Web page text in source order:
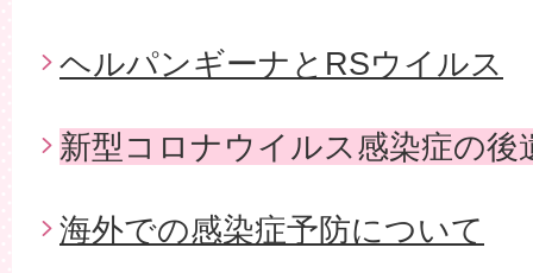
ヘルパンギーナとRSウイルス
新型コロナウイルス感染症の後
海外での感染症予防について